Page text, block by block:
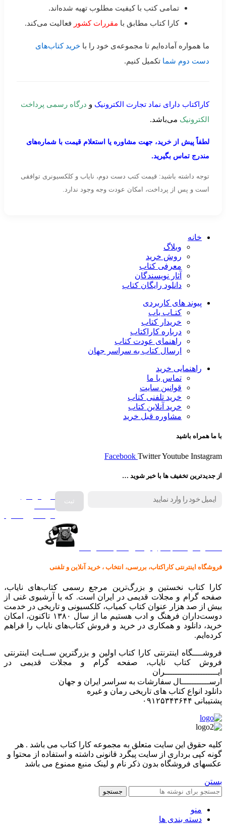
تمامی کتب با کیفیت مطلوب تهیه شده‌اند.
کارا کتاب مطابق با مقررات کشور فعالیت می‌کند.
ما همواره آماده‌ایم تا مجموعه‌ی خود را با خرید کتاب‌های
دست دوم شما تکمیل کنیم.
کاراکتاب دارای نماد تجارت الکترونیک و درگاه رسمی پرداخت
الکترونیک می‌باشد.
لطفاً پیش از خرید، جهت مشاوره یا استعلام قیمت با شماره‌های
مندرج تماس بگیرید.
توجه داشته باشید: قیمت کتب دست دوم، نایاب و کلکسیونری توافقی
است و پس از پرداخت، امکان عودت وجه وجود ندارد.
خانه
وبلاگ
روش خرید
معرفی کتاب
آثار نویسندگان
دانلود رایگان کتاب
پیوند های کاربردی
کتـاب یاب
خریدار کتاب
درباره کاراکتاب
راهنمای عودت کتاب
ارسال کتاب به سراسر جهان
راهنمایی خرید
تماس با ما
قوانین سایت
خرید تلفنی کتاب
خرید آنلاین کتاب
مشاوره قبل خرید
با ما همراه باشید
Facebook TwitterYoutube Instagram
از جدیدترین تخفیف ها با خبر شوید …
فروش انواع
فروشگاه اینترنتی کاراکتاب، بررسی، انتخاب ، خرید آنلاین و تلفنی
کارا کتاب نخستین و بزرگ‌ترین مرجع رسمی کتاب‌های نایاب،
صفحه گرام و مجلات قدیمی در ایران است. که با آرشیوی غنی از
بیش از صد هزار عنوان کتاب کمیاب، کلکسیونی و تاریخی در خدمت
دوست‌داران فرهنگ و ادب هستیم ما از سال ۱۳۸۰ تاکنون، امکان
خرید، دانلود و همکاری در خرید و فروش کتاب‌های نایاب را فراهم
کرده‌ایم.
فروشــــگاه اینترنتی کارا کتاب اولین و بزرگترین ســایت اینترنتی
فروش کتاب نایاب، صفحه گرام و مجلات قدیمی در
ایـــــــــــــــــــــران
ارســـــــــــال سفارشات به سراسر ایران و جهان
دانلود انواع کتاب های تاریخی رمان و غیره
پشتیبانی ۰۹۱۲۵۳۴۳۶۴۴
کليه حقوق اين سايت متعلق به مجموعه کارا کتاب می باشد . هر
گونه کپی برداری از سایت پیگرد قانونی داشته و استفاده از محتوا و
عکسهای فروشگاه بدون ذکر نام و لینک منبع ممنوع می باشد
بستن
جستجو
منو
دسته بندی ها